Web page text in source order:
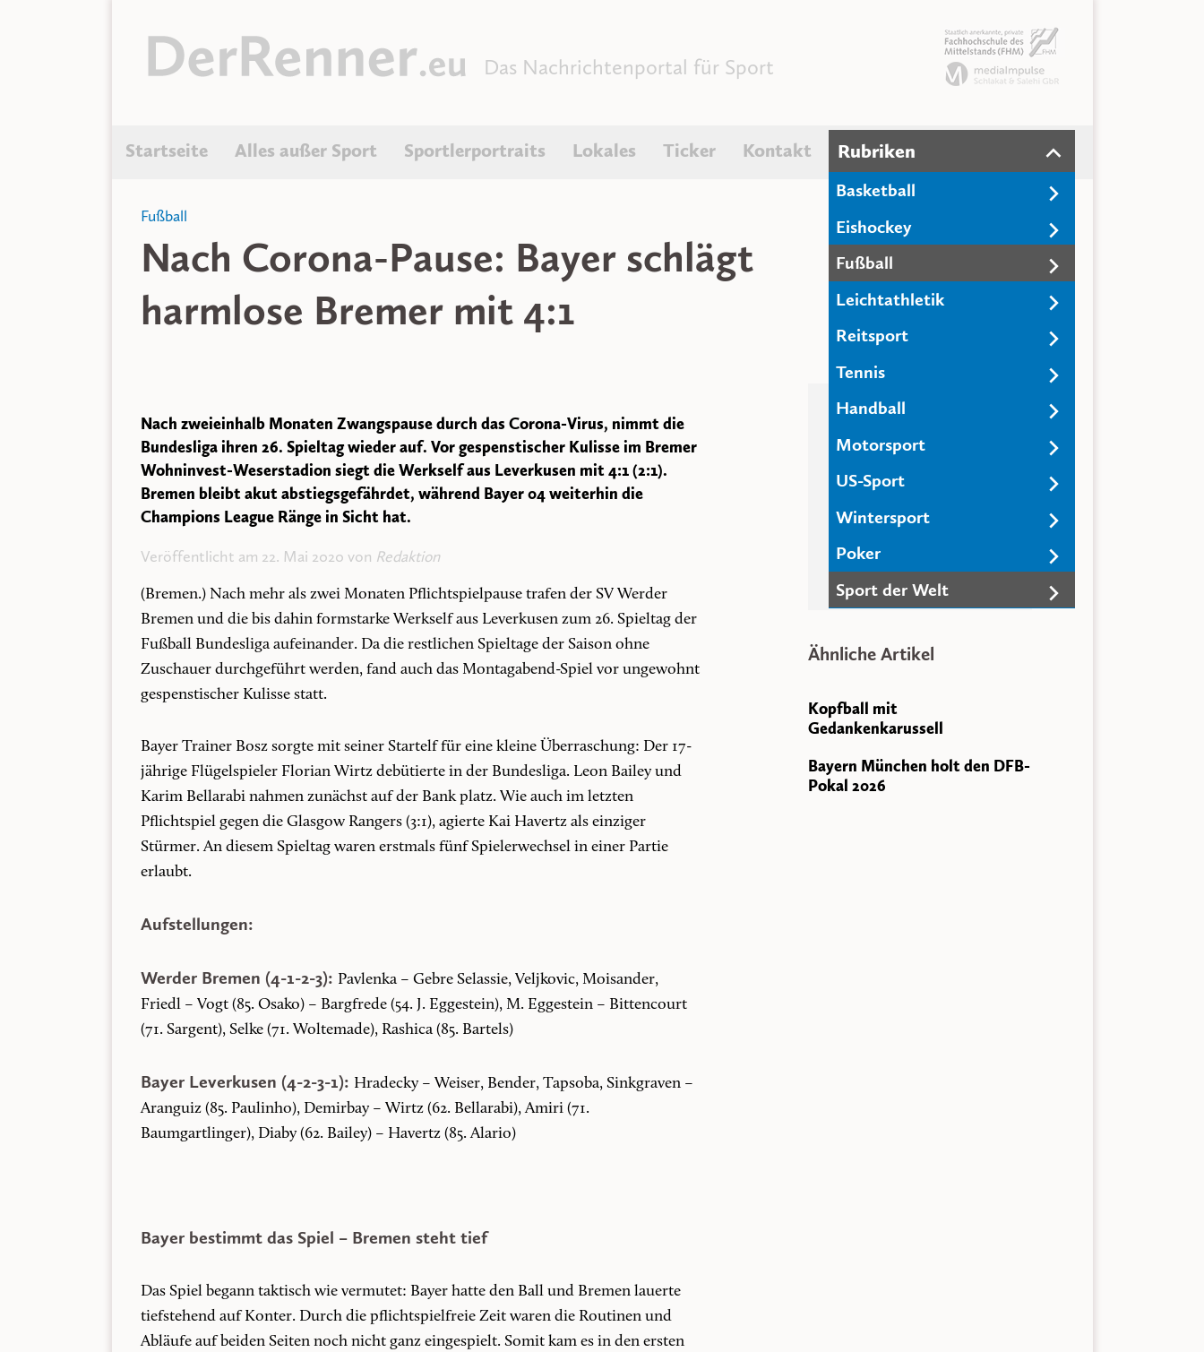
Das Nachrichtenportal für Sport
Startseite Alles außer Sport Sportlerportraits Lokales Ticker Kontakt Rubriken
Basketball
Eishockey
Fußball
Leichtathletik
Reitsport
Tennis
Handball
Motorsport
US-Sport
Wintersport
Poker
Sport der Welt
Fußball
Nach Corona-Pause: Bayer schlägt
harmlose Bremer mit 4:1
Nach zweieinhalb Monaten Zwangspause durch das Corona-Virus, nimmt die
Bundesliga ihren 26. Spieltag wieder auf. Vor gespenstischer Kulisse im Bremer
Wohninvest-Weserstadion siegt die Werkself aus Leverkusen mit 4:1 (2:1).
Bremen bleibt akut abstiegsgefährdet, während Bayer 04 weiterhin die
Champions League Ränge in Sicht hat.
Veröffentlicht am 22. Mai 2020 von Redaktion
(Bremen.)Nach mehr als zwei Monaten Pflichtspielpause trafen der SV Werder
Bremen und die bis dahin formstarke Werkself aus Leverkusen zum 26. Spieltag der
Fußball Bundesliga aufeinander. Da die restlichen Spieltage der Saison ohne
Zuschauer durchgeführt werden, fand auch das Montagabend-Spiel vor ungewohnt
gespenstischer Kulisse statt.
Bayer Trainer Bosz sorgte mit seiner Startelf für eine kleine Überraschung: Der 17-
jährige Flügelspieler Florian Wirtz debütierte in der Bundesliga. Leon Bailey und
Karim Bellarabi nahmen zunächst auf der Bank platz. Wie auch im letzten
Pflichtspiel gegen die Glasgow Rangers (3:1), agierte Kai Havertz als einziger
Stürmer. An diesem Spieltag waren erstmals fünf Spielerwechsel in einer Partie
erlaubt.
Aufstellungen:
Werder Bremen (4-1-2-3): Pavlenka – Gebre Selassie, Veljkovic, Moisander,
Friedl – Vogt (85. Osako) – Bargfrede (54. J. Eggestein), M. Eggestein – Bittencourt
(71. Sargent), Selke (71. Woltemade), Rashica (85. Bartels)
Bayer Leverkusen (4-2-3-1): Hradecky – Weiser, Bender, Tapsoba, Sinkgraven –
Aranguiz (85. Paulinho), Demirbay – Wirtz (62. Bellarabi), Amiri (71.
Baumgartlinger), Diaby (62. Bailey) – Havertz (85. Alario)
Bayer bestimmt das Spiel – Bremen steht tief
Das Spiel begann taktisch wie vermutet: Bayer hatte den Ball und Bremen lauerte
tiefstehend auf Konter. Durch die pflichtspielfreie Zeit waren die Routinen und
Abläufe auf beiden Seiten noch nicht ganz eingespielt. Somit kam es in den ersten
Artikelinformationen
Datum: 22. Mai 2020
Veröffentlicht von:
Auf
Twitter
Kurzlink:
Ähnliche Artikel
Kopfball mit
Gedankenkarussell
Bayern München holt den DFB-
Pokal 2026